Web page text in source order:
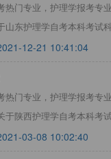
门专业，护理学报考专
东护理学自考本科考试
12-21 10:41:04
热门专业，护理学报考专
陕西护理学自考本科考
03-08 10:02:40